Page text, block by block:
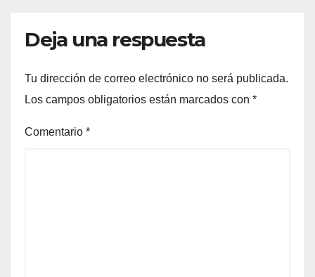
Deja una respuesta
Tu dirección de correo electrónico no será publicada.
Los campos obligatorios están marcados con *
Comentario *